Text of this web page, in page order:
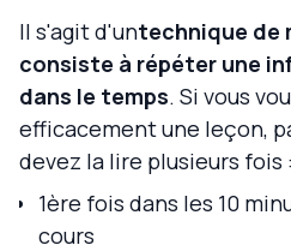
Il s'agit d'untechnique de
consiste à répéter une
dans le temps. Si vous
efficacement une leçon,
devez la lire plusieurs fois :
1ère fois dans les 10
cours